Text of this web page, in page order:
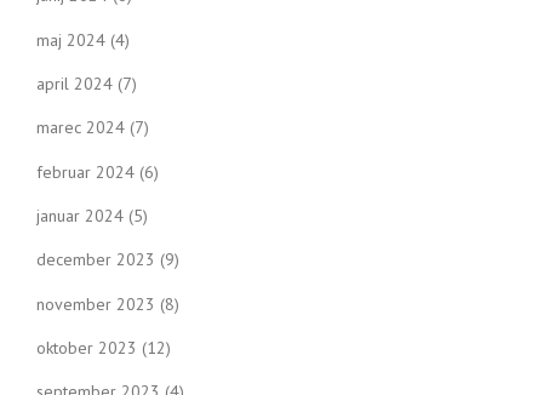
maj 2024 (4)
april 2024 (7)
marec 2024 (7)
februar 2024 (6)
januar 2024 (5)
december 2023 (9)
november 2023 (8)
oktober 2023 (12)